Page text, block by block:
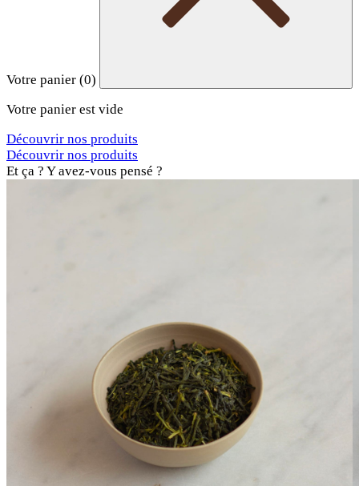
Votre panier (0)
Votre panier est vide
Découvrir nos produits
Découvrir nos produits
Et ça ? Y avez-vous pensé ?